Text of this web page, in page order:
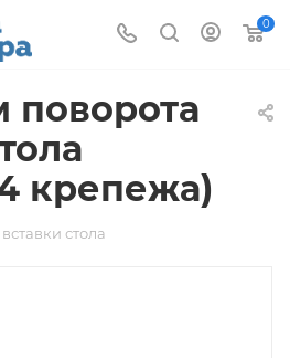
0
поворота
крепежа)
стола